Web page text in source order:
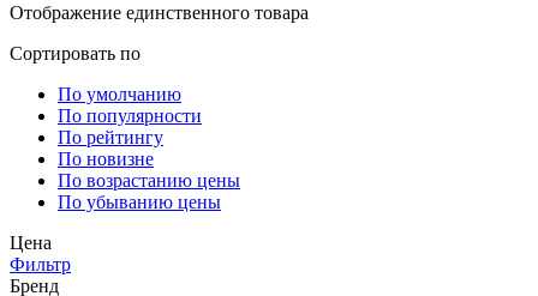
Отображение единственного товара
Сортировать по
По умолчанию
По популярности
По рейтингу
По новизне
По возрастанию цены
По убыванию цены
Цена
Фильтр
Бренд